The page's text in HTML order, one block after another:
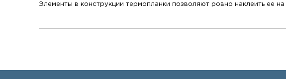
Элементы в конструкции термопланки позволяют ровно наклеить ее на